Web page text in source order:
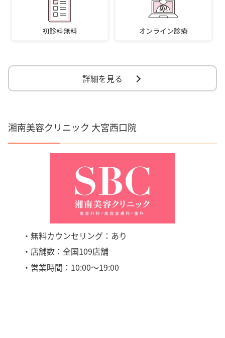
詳細を見る
湘南美容クリニック 大宮西口院
・無料カウンセリング：あり
・店舗数：全国109店舗
・営業時間：10:00〜19:00